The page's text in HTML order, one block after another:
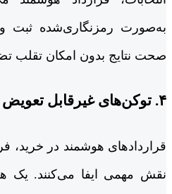
به‌صورت رمزنگاری‌شده
صحت نتایج بدون امکان تقلب
۴. توکن‌های غیرقابل تعویض (NFT):
قراردادهای هوشمند در خرید،
نقش مهمی ایفا می‌کنند. یک